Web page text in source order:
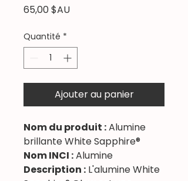
65,00 $AUPrix
Quantité *
Ajouter au panier
Nom du produit :Alumine
brillante White Sapphire®
Nom INCI :Alumine
Description : L'alumine White